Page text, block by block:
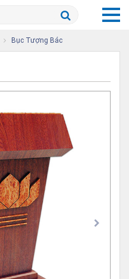
Bục Tượng Bác